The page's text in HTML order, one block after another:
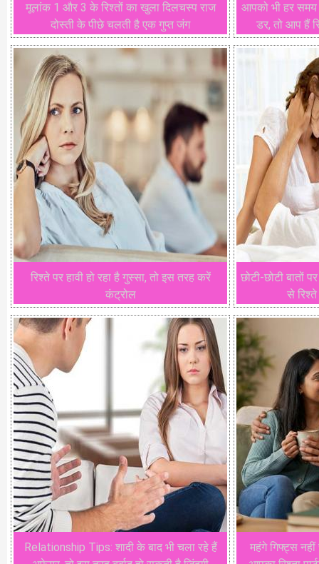
मूलांक 1 और 3 के रिश्तों का खुला दिलचस्प राज
दोस्ती के पीछे चलती है एक गुप्त जंग
आपको भी हर समय
डर, तो आप हैं
रिश्ते पर हावी हो रहा है गुस्सा, तो इस तरह करें
कंट्रोल
छोटी-छोटी बातों
से
Relationship Tips: शादी के बाद भी चला रहे हैं
महंगे गिफ्ट्स